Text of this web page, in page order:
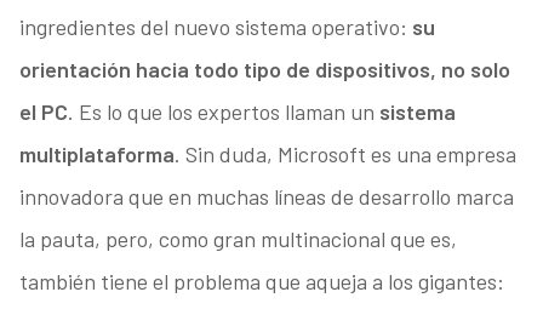
ingredientes del nuevo sistema operativo: su
orientación hacia todo tipo de dispositivos, no solo
el PC. Es lo que los expertos llaman un sistema
multiplataforma. Sin duda, Microsoft es una empresa
innovadora que en muchas líneas de desarrollo marca
la pauta, pero, como gran multinacional que es,
también tiene el problema que aqueja a los gigantes: